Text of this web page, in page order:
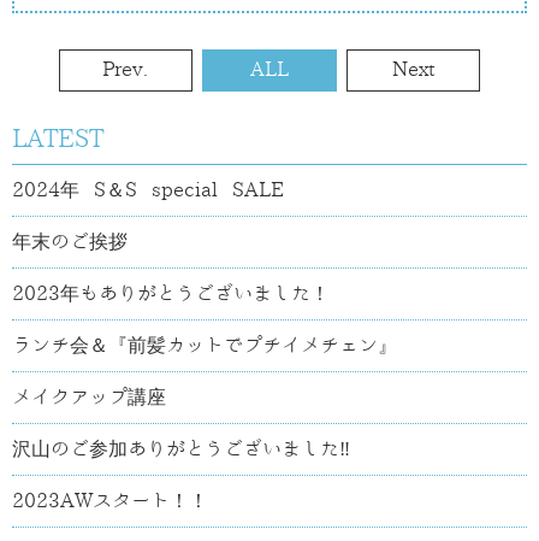
Prev. ALL Next
LATEST
2024年 S＆S special SALE
年末のご挨拶
2023年もありがとうございました！
ランチ会＆『前髪カットでプチイメチェン』
メイクアップ講座
沢山のご参加ありがとうございました‼
2023AWスタート！！